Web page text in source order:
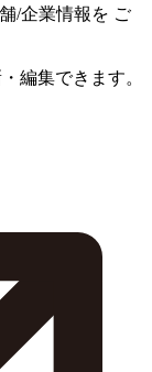
/企業情報を ご
編集できます。